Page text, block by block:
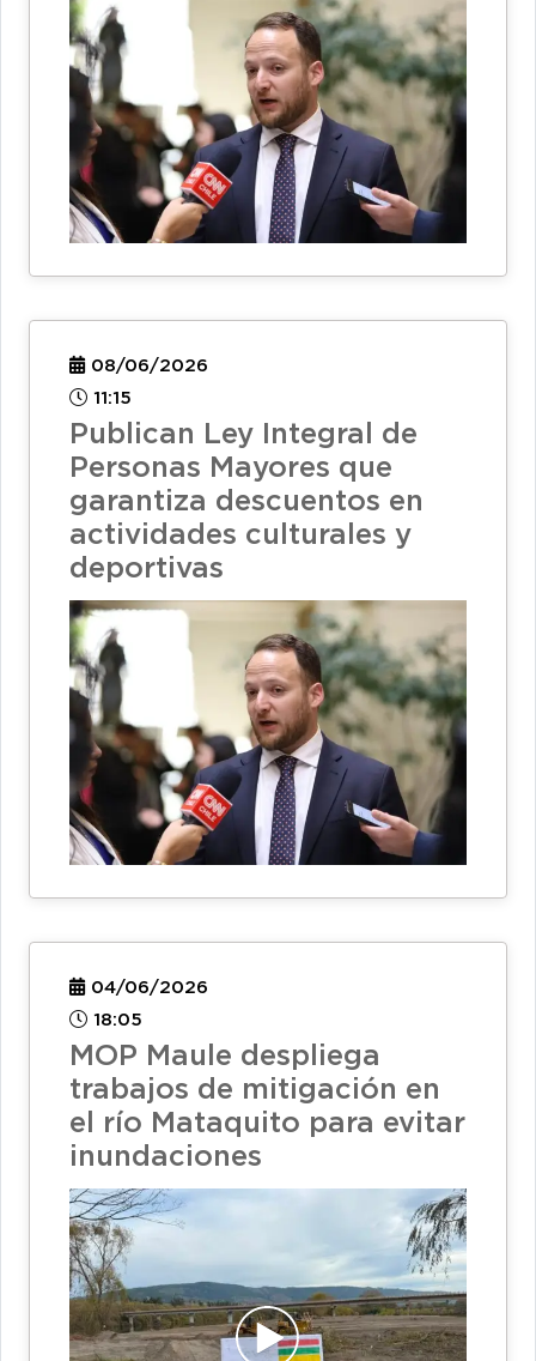
08/06/2026
11:15
Publican Ley Integral de
Personas Mayores que
garantiza descuentos en
actividades culturales y
deportivas
04/06/2026
18:05
MOP Maule despliega
trabajos de mitigación en
el río Mataquito para evitar
inundaciones